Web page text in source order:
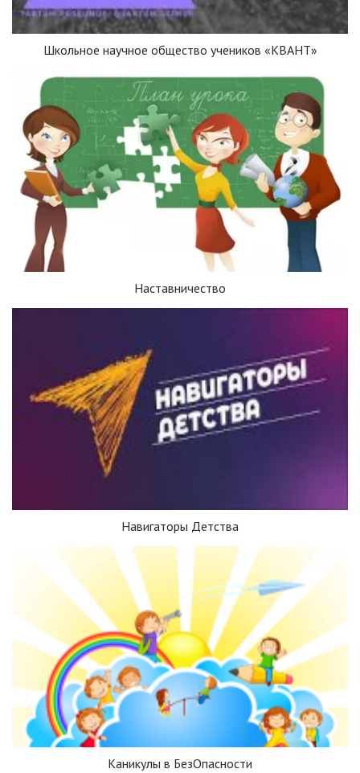
Школьное научное общество учеников «КВАНТ»
Наставничество
Навигаторы Детства
Каникулы в БезОпасности